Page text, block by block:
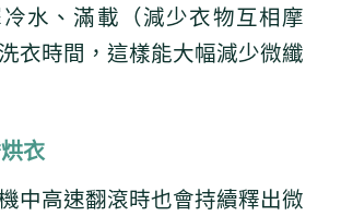
水、滿載（減少衣物互相摩
衣時間，這樣能大幅減少微纖
衣
中高速翻滾時也會持續釋出微